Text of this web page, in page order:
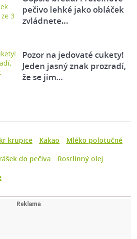
pečivo lehké jako obláček
zvládnete…
Pozor na jedovaté cukety!
Jeden jasný znak prozradí,
že se jim…
krupice Kakao
Mléko polotučné
do pečiva
Rostlinný olej